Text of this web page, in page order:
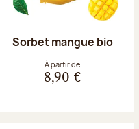
Sorbet mangue bio
À partir de
8,90 €